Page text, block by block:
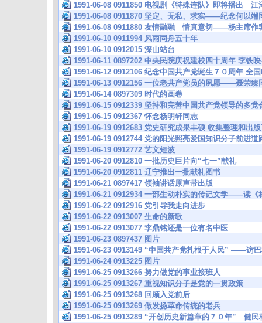
1991-06-08 0911850 电视剧《特殊连队》即将播出 江
1991-06-08 0911870 坚定、无私、求实——纪念何以端
1991-06-08 0911880 友情融融 情真意切——杨主席作
1991-06-10 0911994 风雨同舟五十年
1991-06-10 0912015 深山站台
1991-06-11 0897202 中央民院庆祝建校四十周年 李铁
1991-06-12 0912106 纪念中国共产党诞生７０周年 全
1991-06-13 0912156 一位老共产党员的夙愿——聂荣臻
1991-06-14 0897309 时代的画卷
1991-06-15 0912339 坚持和完善中国共产党领导的多党
1991-06-15 0912367 怀念杨明轩同志
1991-06-19 0912683 党史研究成果丰硕 收集整理和出
1991-06-19 0912744 党的阳光照亮爱国知识分子前进道
1991-06-19 0912772 艺文短波
1991-06-20 0912810 一批历史巨片向“七一”献礼
1991-06-20 0912811 辽宁推出一批献礼图书
1991-06-21 0897417 领袖讲话原声带出版
1991-06-21 0912934 一部生动朴实的传记文学——读《
1991-06-22 0912916 党引导我走向进步
1991-06-22 0913007 生命的新歌
1991-06-22 0913077 李鼎铭还是一位有名中医
1991-06-23 0897437 图片
1991-06-23 0913149 “中国共产党扎根于人民” ——访
1991-06-24 0913225 图片
1991-06-25 0913266 努力做党的事业接班人
1991-06-25 0913267 重视知识分子是党的一贯政策
1991-06-25 0913268 回顾入党前后
1991-06-25 0913269 做发扬革命传统的老兵
1991-06-25 0913289 “开创历史新篇章的７０年” 健民